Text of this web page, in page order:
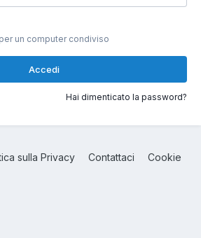
un computer condiviso
Accedi
Hai dimenticato la password?
sulla Privacy Contattaci Cookie